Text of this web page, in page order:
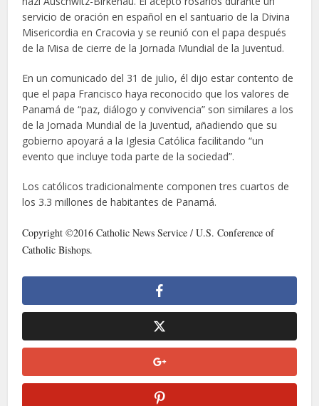
servicio de oración en español en el santuario de la Divina
Misericordia en Cracovia y se reunió con el papa después
de la Misa de cierre de la Jornada Mundial de la Juventud.
En un comunicado del 31 de julio, él dijo estar contento de
que el papa Francisco haya reconocido que los valores de
Panamá de “paz, diálogo y convivencia” son similares a los
de la Jornada Mundial de la Juventud, añadiendo que su
gobierno apoyará a la Iglesia Católica facilitando “un
evento que incluye toda parte de la sociedad”.
Los católicos tradicionalmente componen tres cuartos de
los 3.3 millones de habitantes de Panamá.
Copyright ©2016 Catholic News Service / U.S. Conference of
Catholic Bishops.